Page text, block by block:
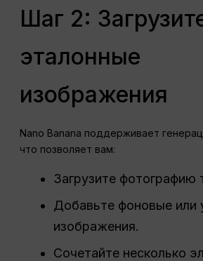
Шаг 2:
эталонные
изображения
Nano Banana поддерживает
что позволяет вам:
Загрузите фотографию
Добавьте фоновые или
изображения.
Сочетайте несколько